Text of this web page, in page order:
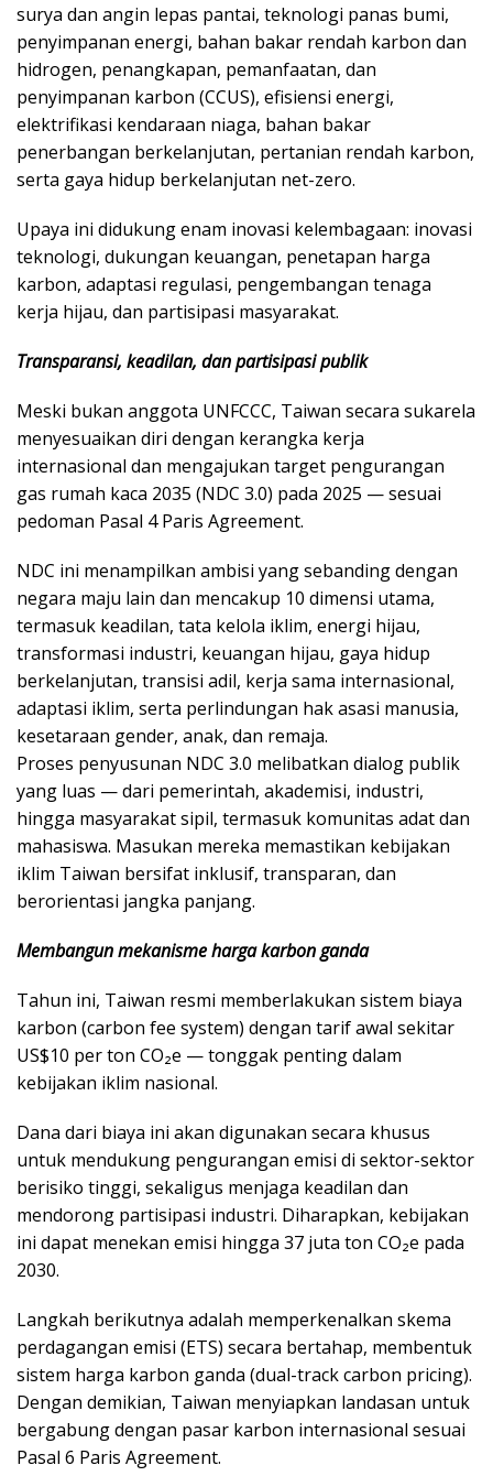
surya dan angin lepas pantai, teknologi panas bumi,
penyimpanan energi, bahan bakar rendah karbon dan
hidrogen, penangkapan, pemanfaatan, dan
penyimpanan karbon (CCUS), efisiensi energi,
elektrifikasi kendaraan niaga, bahan bakar
penerbangan berkelanjutan, pertanian rendah karbon,
serta gaya hidup berkelanjutan net-zero.
Upaya ini didukung enam inovasi kelembagaan: inovasi
teknologi, dukungan keuangan, penetapan harga
karbon, adaptasi regulasi, pengembangan tenaga
kerja hijau, dan partisipasi masyarakat.
Transparansi, keadilan, dan partisipasi publik
Meski bukan anggota UNFCCC, Taiwan secara sukarela
menyesuaikan diri dengan kerangka kerja
internasional dan mengajukan target pengurangan
gas rumah kaca 2035 (NDC 3.0) pada 2025 — sesuai
pedoman Pasal 4 Paris Agreement.
NDC ini menampilkan ambisi yang sebanding dengan
negara maju lain dan mencakup 10 dimensi utama,
termasuk keadilan, tata kelola iklim, energi hijau,
transformasi industri, keuangan hijau, gaya hidup
berkelanjutan, transisi adil, kerja sama internasional,
adaptasi iklim, serta perlindungan hak asasi manusia,
kesetaraan gender, anak, dan remaja.
Proses penyusunan NDC 3.0 melibatkan dialog publik
yang luas — dari pemerintah, akademisi, industri,
hingga masyarakat sipil, termasuk komunitas adat dan
mahasiswa. Masukan mereka memastikan kebijakan
iklim Taiwan bersifat inklusif, transparan, dan
berorientasi jangka panjang.
Membangun mekanisme harga karbon ganda
Tahun ini, Taiwan resmi memberlakukan sistem biaya
karbon (carbon fee system) dengan tarif awal sekitar
US$10 per ton CO₂e — tonggak penting dalam
kebijakan iklim nasional.
Dana dari biaya ini akan digunakan secara khusus
untuk mendukung pengurangan emisi di sektor-sektor
berisiko tinggi, sekaligus menjaga keadilan dan
mendorong partisipasi industri. Diharapkan, kebijakan
ini dapat menekan emisi hingga 37 juta ton CO₂e pada
2030.
Langkah berikutnya adalah memperkenalkan skema
perdagangan emisi (ETS) secara bertahap, membentuk
sistem harga karbon ganda (dual-track carbon pricing).
Dengan demikian, Taiwan menyiapkan landasan untuk
bergabung dengan pasar karbon internasional sesuai
Pasal 6 Paris Agreement.